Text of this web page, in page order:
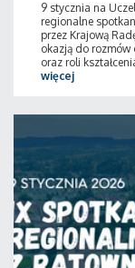
9 stycznia na
regionalne
przez Krajową
okazją do
oraz roli
więcej